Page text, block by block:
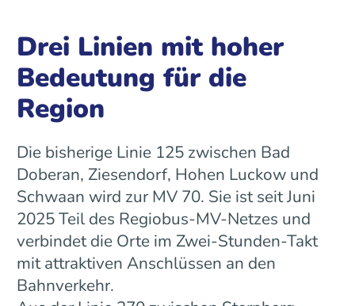
Drei Linien mit hoher
Bedeutung für die
Region
Die bisherige Linie 125 zwischen Bad
Doberan, Ziesendorf, Hohen Luckow und
Schwaan wird zur MV 70. Sie ist seit Juni
2025 Teil des Regiobus-MV-Netzes und
verbindet die Orte im Zwei-Stunden-Takt
mit attraktiven Anschlüssen an den
Bahnverkehr.